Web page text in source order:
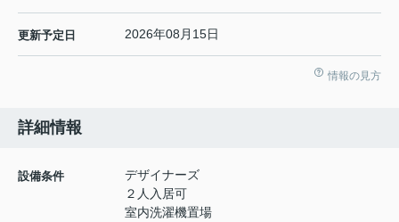
更新予定日 2026年08月15日
情報の見方
詳細情報
設備条件
デザイナーズ
２人入居可
室内洗濯機置場